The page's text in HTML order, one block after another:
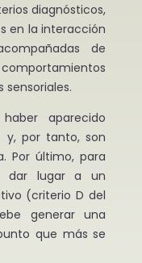
diagnósticos,
en la interacción
de
aparecido
y, por tanto, son
Por último, para
dar lugar a un
(criterio D del
generar una
que más se